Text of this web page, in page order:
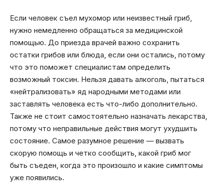
Если человек съел мухомор или неизвестный гриб,
нужно немедленно обращаться за медицинской
помощью. До приезда врачей важно сохранить
остатки грибов или блюда, если они остались, потому
что это поможет специалистам определить
возможный токсин. Нельзя давать алкоголь, пытаться
«нейтрализовать» яд народными методами или
заставлять человека есть что-либо дополнительно.
Также не стоит самостоятельно назначать лекарства,
потому что неправильные действия могут ухудшить
состояние. Самое разумное решение — вызвать
скорую помощь и четко сообщить, какой гриб мог
быть съеден, когда это произошло и какие симптомы
уже появились.